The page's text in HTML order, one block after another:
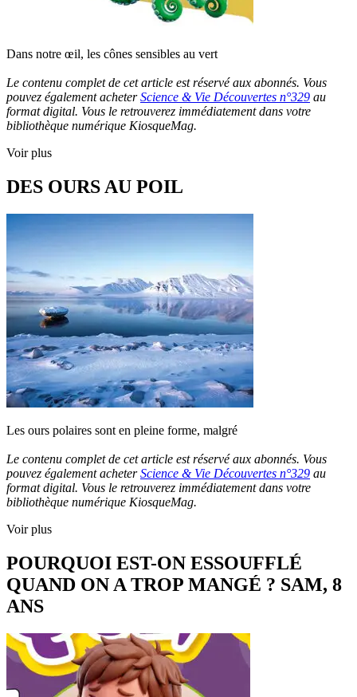
Dans notre œil, les cônes sensibles au vert
Le contenu complet de cet article est réservé aux abonnés. Vous
pouvez également acheterScience & Vie Découvertes n°329 au
format digital. Vous le retrouverez immédiatement dans votre
bibliothèque numérique KiosqueMag.
Voir plus
DES OURS AU POIL
Les ours polaires sont en pleine forme, malgré
Le contenu complet de cet article est réservé aux abonnés. Vous
pouvez également acheterScience & Vie Découvertes n°329 au
format digital. Vous le retrouverez immédiatement dans votre
bibliothèque numérique KiosqueMag.
Voir plus
POURQUOI EST-ON ESSOUFFLÉ
QUAND ON A TROP MANGÉ ? SAM, 8
ANS